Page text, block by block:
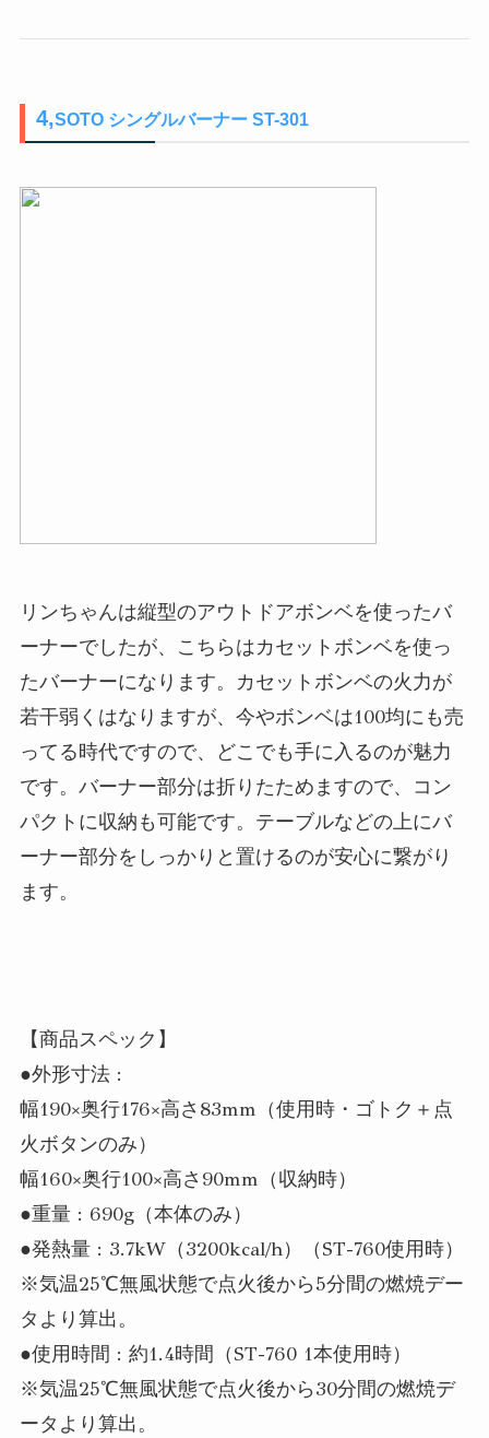
4,SOTO シングルバーナー ST-301
リンちゃんは縦型のアウトドアボンベを使ったバ
ーナーでしたが、こちらはカセットボンベを使っ
たバーナーになります。カセットボンベの火力が
若干弱くはなりますが、今やボンベは100均にも売
ってる時代ですので、どこでも手に入るのが魅力
です。バーナー部分は折りたためますので、コン
パクトに収納も可能です。テーブルなどの上にバ
ーナー部分をしっかりと置けるのが安心に繋がり
ます。
【商品スペック】
●外形寸法 :
幅190×奥行176×高さ83mm（使用時・ゴトク＋点
火ボタンのみ）
幅160×奥行100×高さ90mm（収納時）
●重量 : 690g（本体のみ）
●発熱量 : 3.7kW（3200kcal/h）（ST-760使用時）
※気温25℃無風状態で点火後から5分間の燃焼デー
タより算出。
●使用時間 : 約1.4時間（ST-760 1本使用時）
※気温25℃無風状態で点火後から30分間の燃焼デ
ータより算出。